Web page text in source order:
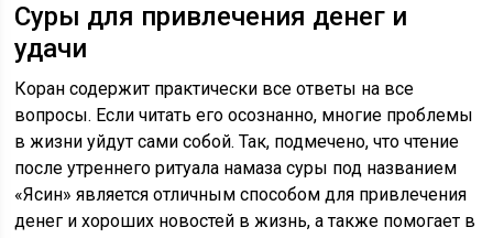
Суры для привлечения денег и
удачи
Коран содержит практически все ответы на все
вопросы. Если читать его осознанно, многие проблемы
в жизни уйдут сами собой. Так, подмечено, что чтение
после утреннего ритуала намаза суры под названием
«Ясин» является отличным способом для привлечения
денег и хороших новостей в жизнь, а также помогает в